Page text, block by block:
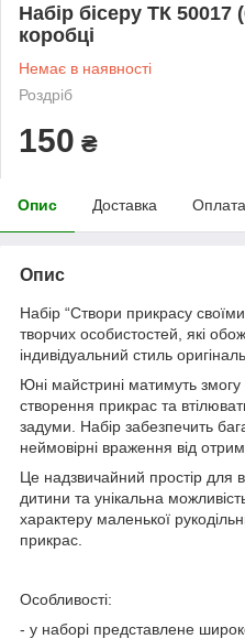
Набір бісеру ТК
коробці
Немає в наявності
Роздріб
150 ₴
Опис Доставка Оплата
Опис
Набір “Створи прикрасу
творчих особистостей, які
індивідуальний стиль
Юні майстрині матимуть змогу
створення прикрас та
задуми. Набір забезпечить
неймовірні враження від
Це надзвичайний простір для
дитини та унікальна
характеру маленької
прикрас.
Особливості:
- у наборі представлене